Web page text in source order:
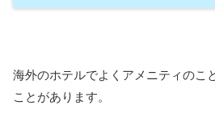
海外のホテルでよくアメニティのこ
ことがあります。